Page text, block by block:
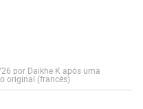
por Daikhe K após uma
original (francês)